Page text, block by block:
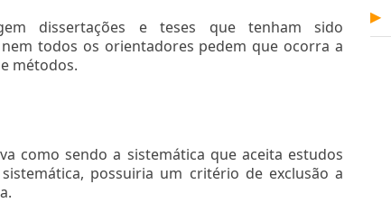
dissertações e teses que tenham sido
todos os orientadores pedem que ocorra a
métodos.
como sendo a sistemática que aceita estudos
possuiria um critério de exclusão a
▶